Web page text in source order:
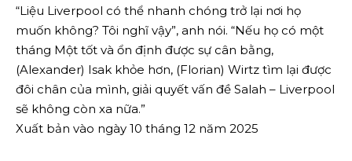
“Liệu Liverpool có thể nhanh chóng trở lại nơi họ
muốn không? Tôi nghĩ vậy”, anh nói. “Nếu họ có một
tháng Một tốt và ổn định được sự cân bằng,
(Alexander) Isak khỏe hơn, (Florian) Wirtz tìm lại được
đôi chân của mình, giải quyết vấn đề Salah – Liverpool
sẽ không còn xa nữa.”
Xuất bản vào ngày 10 tháng 12 năm 2025